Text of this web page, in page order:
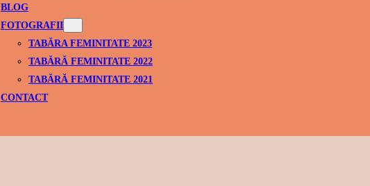
BLOG
FOTOGRAFII
TABĂRA FEMINITATE 2023
TABĂRĂ FEMINITATE 2022
TABĂRĂ FEMINITATE 2021
CONTACT